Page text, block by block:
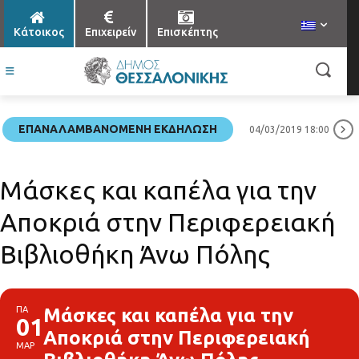
Κάτοικος Επιχειρείν Επισκέπτης
ΕΠΑΝΑΛΑΜΒΑΝΌΜΕΝΗ ΕΚΔΉΛΩΣΗ 04/03/2019 18:00
Μάσκες και καπέλα για την
Αποκριά στην Περιφερειακή
Βιβλιοθήκη Άνω Πόλης
ΠΑ
01
ΜΑΡ
Μάσκες και καπέλα για την
Αποκριά στην Περιφερειακή